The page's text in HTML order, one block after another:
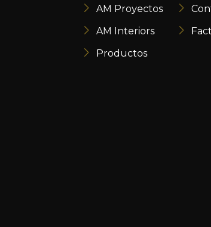
AM Proyectos
AM Interiors
Productos